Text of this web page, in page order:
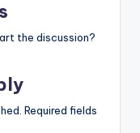
the discussion?
Required fields